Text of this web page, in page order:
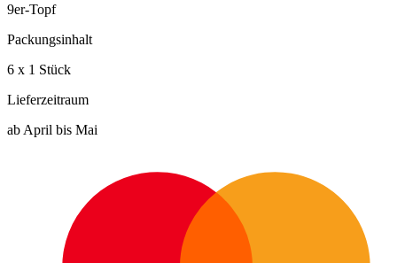
9er-Topf
Packungsinhalt
6 x 1 Stück
Lieferzeitraum
ab April bis Mai